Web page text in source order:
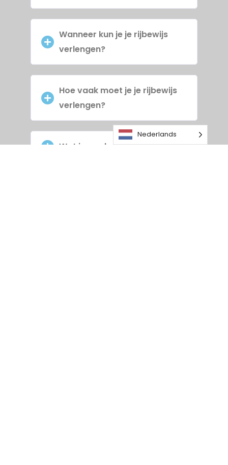
Wanneer kun je je rijbewijs
verlengen?
Hoe vaak moet je je rijbewijs
verlengen?
Wat is een bestuurderskaart?
Nederlands